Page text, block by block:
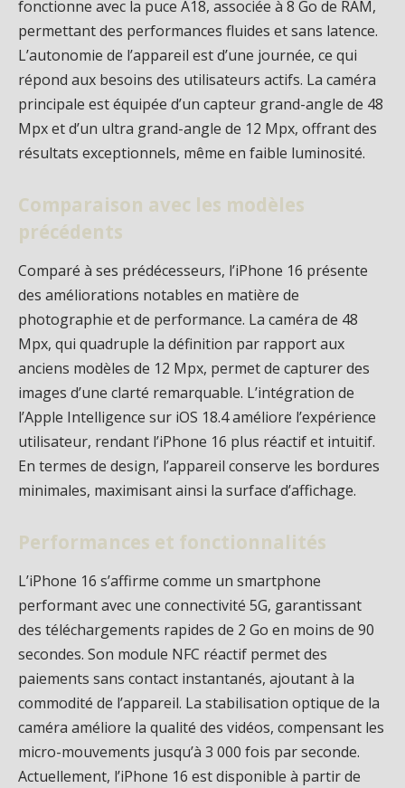
fonctionne avec la puce A18, associée à 8 Go de RAM,
permettant des performances fluides et sans latence.
L’autonomie de l’appareil est d’une journée, ce qui
répond aux besoins des utilisateurs actifs. La caméra
principale est équipée d’un capteur grand-angle de 48
Mpx et d’un ultra grand-angle de 12 Mpx, offrant des
résultats exceptionnels, même en faible luminosité.
Comparaison avec les modèles
précédents
Comparé à ses prédécesseurs, l’iPhone 16 présente
des améliorations notables en matière de
photographie et de performance. La caméra de 48
Mpx, qui quadruple la définition par rapport aux
anciens modèles de 12 Mpx, permet de capturer des
images d’une clarté remarquable. L’intégration de
l’Apple Intelligence sur iOS 18.4 améliore l’expérience
utilisateur, rendant l’iPhone 16 plus réactif et intuitif.
En termes de design, l’appareil conserve les bordures
minimales, maximisant ainsi la surface d’affichage.
Performances et fonctionnalités
L’iPhone 16 s’affirme comme un smartphone
performant avec une connectivité 5G, garantissant
des téléchargements rapides de 2 Go en moins de 90
secondes. Son module NFC réactif permet des
paiements sans contact instantanés, ajoutant à la
commodité de l’appareil. La stabilisation optique de la
caméra améliore la qualité des vidéos, compensant les
micro-mouvements jusqu’à 3 000 fois par seconde.
Actuellement, l’iPhone 16 est disponible à partir de